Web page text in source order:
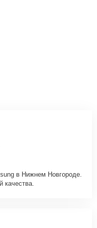
в Нижнем Новгороде.
качества.